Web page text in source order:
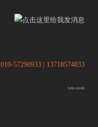
010-57290933 | 13718574833
9:00-18:00